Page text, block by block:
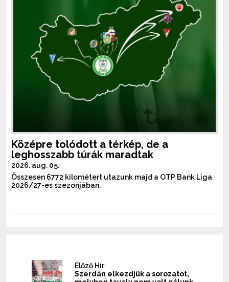
Középre tolódott a térkép, de a
leghosszabb túrák maradtak
2026. aug. 05.
Összesen 6772 kilométert utazunk majd a OTP Bank Liga
2026/27-es szezonjában.
Előző Hír
Szerdán elkezdjük a sorozatot,